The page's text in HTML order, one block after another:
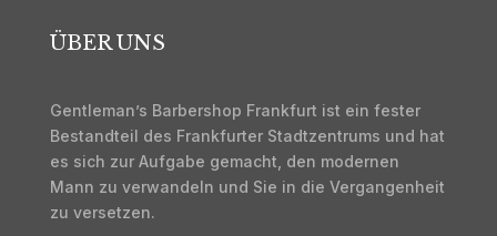
ÜBER UNS
Gentleman’s Barbershop Frankfurt ist ein fester
Bestandteil des Frankfurter Stadtzentrums und hat
es sich zur Aufgabe gemacht, den modernen
Mann zu verwandeln und Sie in die Vergangenheit
zu versetzen.